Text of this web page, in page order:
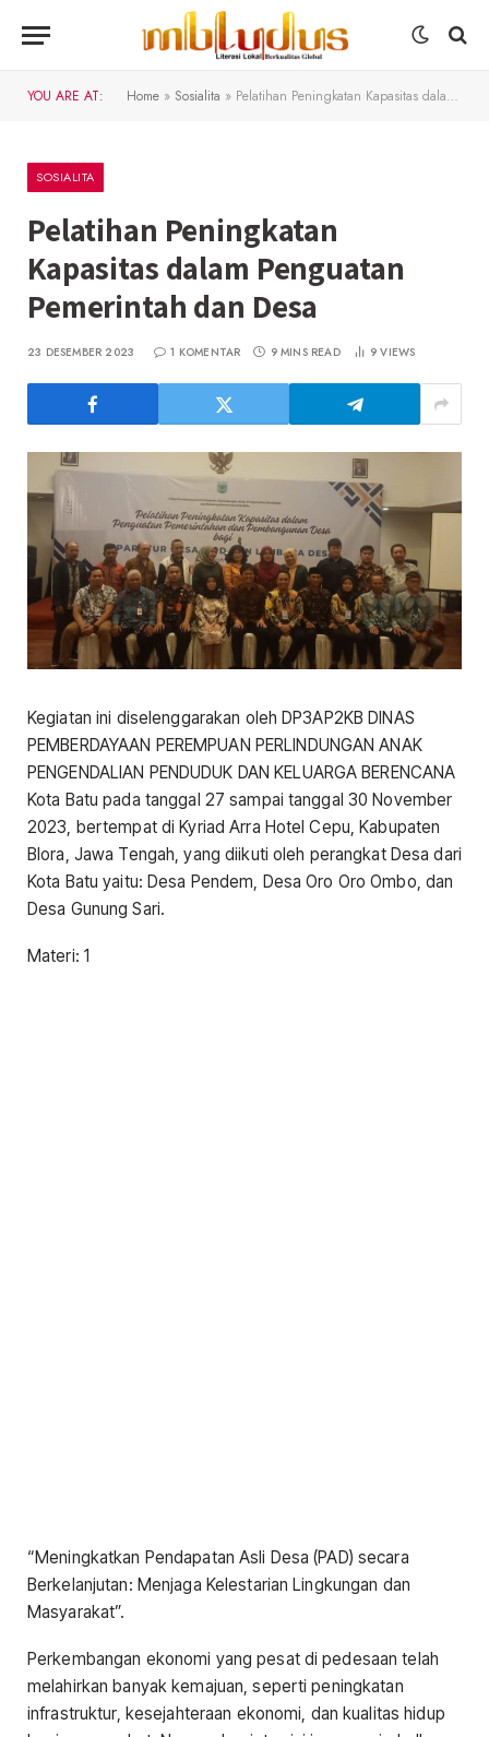
YOU ARE AT: Home » Sosialita » Pelatihan Peningkatan Kapasitas dalam Penguatan Pemerintah dan Desa
SOSIALITA
Pelatihan Peningkatan
Kapasitas dalam Penguatan
Pemerintah dan Desa
23 DESEMBER 2023 1 KOMENTAR 9 MINS READ 9VIEWS
Kegiatan ini diselenggarakan oleh DP3AP2KB DINAS
PEMBERDAYAAN PEREMPUAN PERLINDUNGAN ANAK
PENGENDALIAN PENDUDUK DAN KELUARGA BERENCANA
Kota Batu pada tanggal 27 sampai tanggal 30 November
2023, bertempat di Kyriad Arra Hotel Cepu, Kabupaten
Blora, Jawa Tengah, yang diikuti oleh perangkat Desa dari
Kota Batu yaitu: Desa Pendem, Desa Oro Oro Ombo, dan
Desa Gunung Sari.
Materi: 1
“Meningkatkan Pendapatan Asli Desa (PAD) secara
Berkelanjutan: Menjaga Kelestarian Lingkungan dan
Masyarakat”.
Perkembangan ekonomi yang pesat di pedesaan telah
melahirkan banyak kemajuan, seperti peningkatan
infrastruktur, kesejahteraan ekonomi, dan kualitas hidup